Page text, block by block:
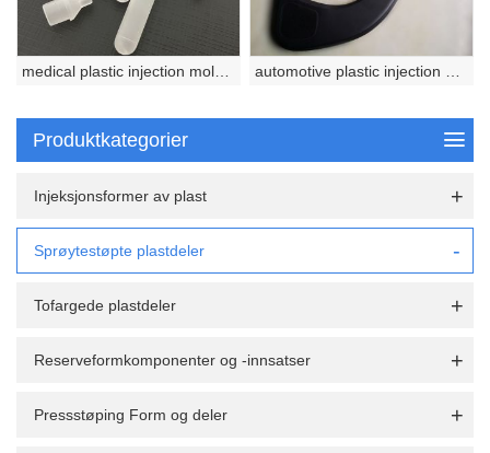
Produktkategorier
Injeksjonsformer av plast
Sprøytestøpte plastdeler
Tofargede plastdeler
Reserveformkomponenter og -innsatser
Pressstøping Form og deler